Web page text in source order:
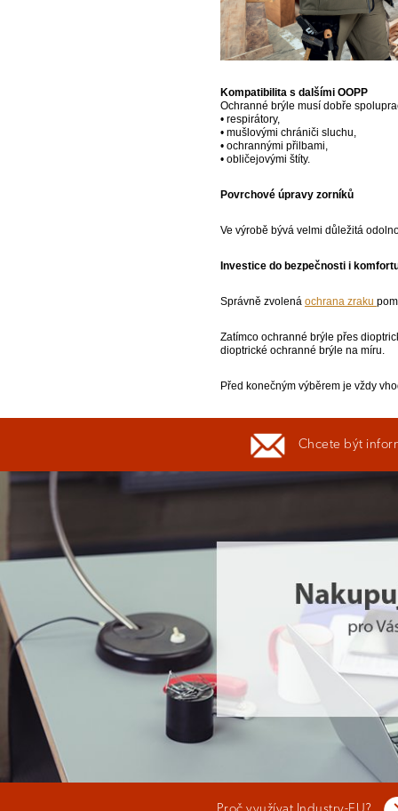
Kompatibilita s dalšími OOPP
Ochranné brýle musí dobře
• respirátory,
• mušlovými chrániči sluchu,
• ochrannými přilbami,
• obličejovými štíty.
Povrchové úpravy zorníků
Ve výrobě bývá velmi důležitá
Investice do bezpečnosti i
Správně zvolená ochrana zraku
Zatímco ochranné brýle přes
dioptrické ochranné brýle na míru.
Před konečným výběrem je vždy
Chcete být